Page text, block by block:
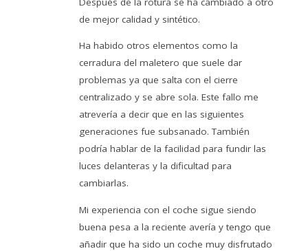
de mejor calidad y sintético.
Ha habido otros elementos como la
cerradura del maletero que suele dar
problemas ya que salta con el cierre
centralizado y se abre sola. Este fallo me
atrevería a decir que en las siguientes
generaciones fue subsanado. También
podría hablar de la facilidad para fundir las
luces delanteras y la dificultad para
cambiarlas.
Mi experiencia con el coche sigue siendo
buena pesa a la reciente avería y tengo que
añadir que ha sido un coche muy disfrutado